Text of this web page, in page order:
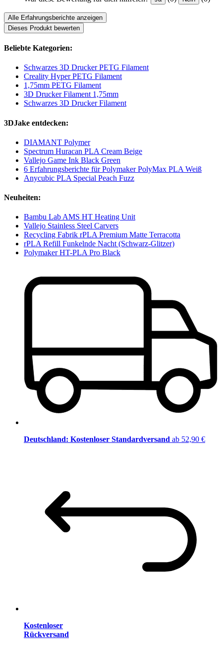
Alle Erfahrungsberichte anzeigen
Dieses Produkt bewerten
Beliebte Kategorien:
Schwarzes 3D Drucker PETG Filament
Creality Hyper PETG Filament
1,75mm PETG Filament
3D Drucker Filament 1,75mm
Schwarzes 3D Drucker Filament
3DJake entdecken:
DIAMANT Polymer
Spectrum Huracan PLA Cream Beige
Vallejo Game Ink Black Green
6 Erfahrungsberichte für Polymaker PolyMax PLA Weiß
Anycubic PLA Special Peach Fuzz
Neuheiten:
Bambu Lab AMS HT Heating Unit
Vallejo Stainless Steel Carvers
Recycling Fabrik rPLA Premium Matte Terracotta
rPLA Refill Funkelnde Nacht (Schwarz-Glitzer)
Polymaker HT-PLA Pro Black
Deutschland: Kostenloser Standardversand ab 52,90 €
Kostenloser
Rückversand